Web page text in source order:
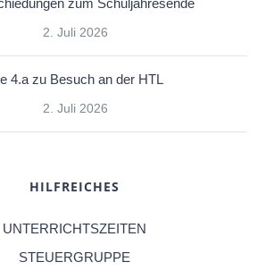
zum Schuljahresende
2. Juli 2026
4.a zu Besuch an der HTL
2. Juli 2026
HILFREICHES
UNTERRICHTSZEITEN
STEUERGRUPPE